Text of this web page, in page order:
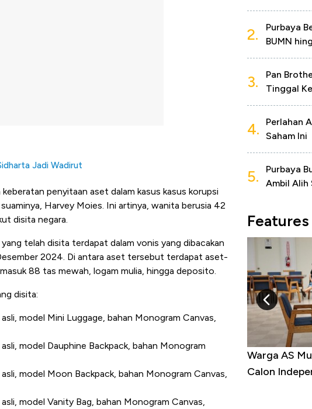
Jadi Wadirut
penyitaan aset dalam kasus kasus korupsi
Harvey Moies. Ini artinya, wanita berusia 42
disita negara.
telah disita terdapat dalam vonis yang dibacakan
2024. Di antara aset tersebut terdapat aset-
88 tas mewah, logam mulia, hingga deposito.
disita:
model Mini Luggage, bahan Monogram Canvas,
model Dauphine Backpack, bahan Monogram
model Moon Backpack, bahan Monogram Canvas,
model Vanity Bag, bahan Monogram Canvas,
2.
Purbaya
BUMN
3.
Pan
Tinggal
4.
Perlahan
Saham Ini
5.
Purbaya
Ambil Alih
Features
Jam, ke Level Tertinggi 50 Hari!
Warga AS Muak ke
Calon Independen